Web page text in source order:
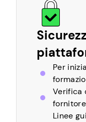
Per
Verifica
Linee